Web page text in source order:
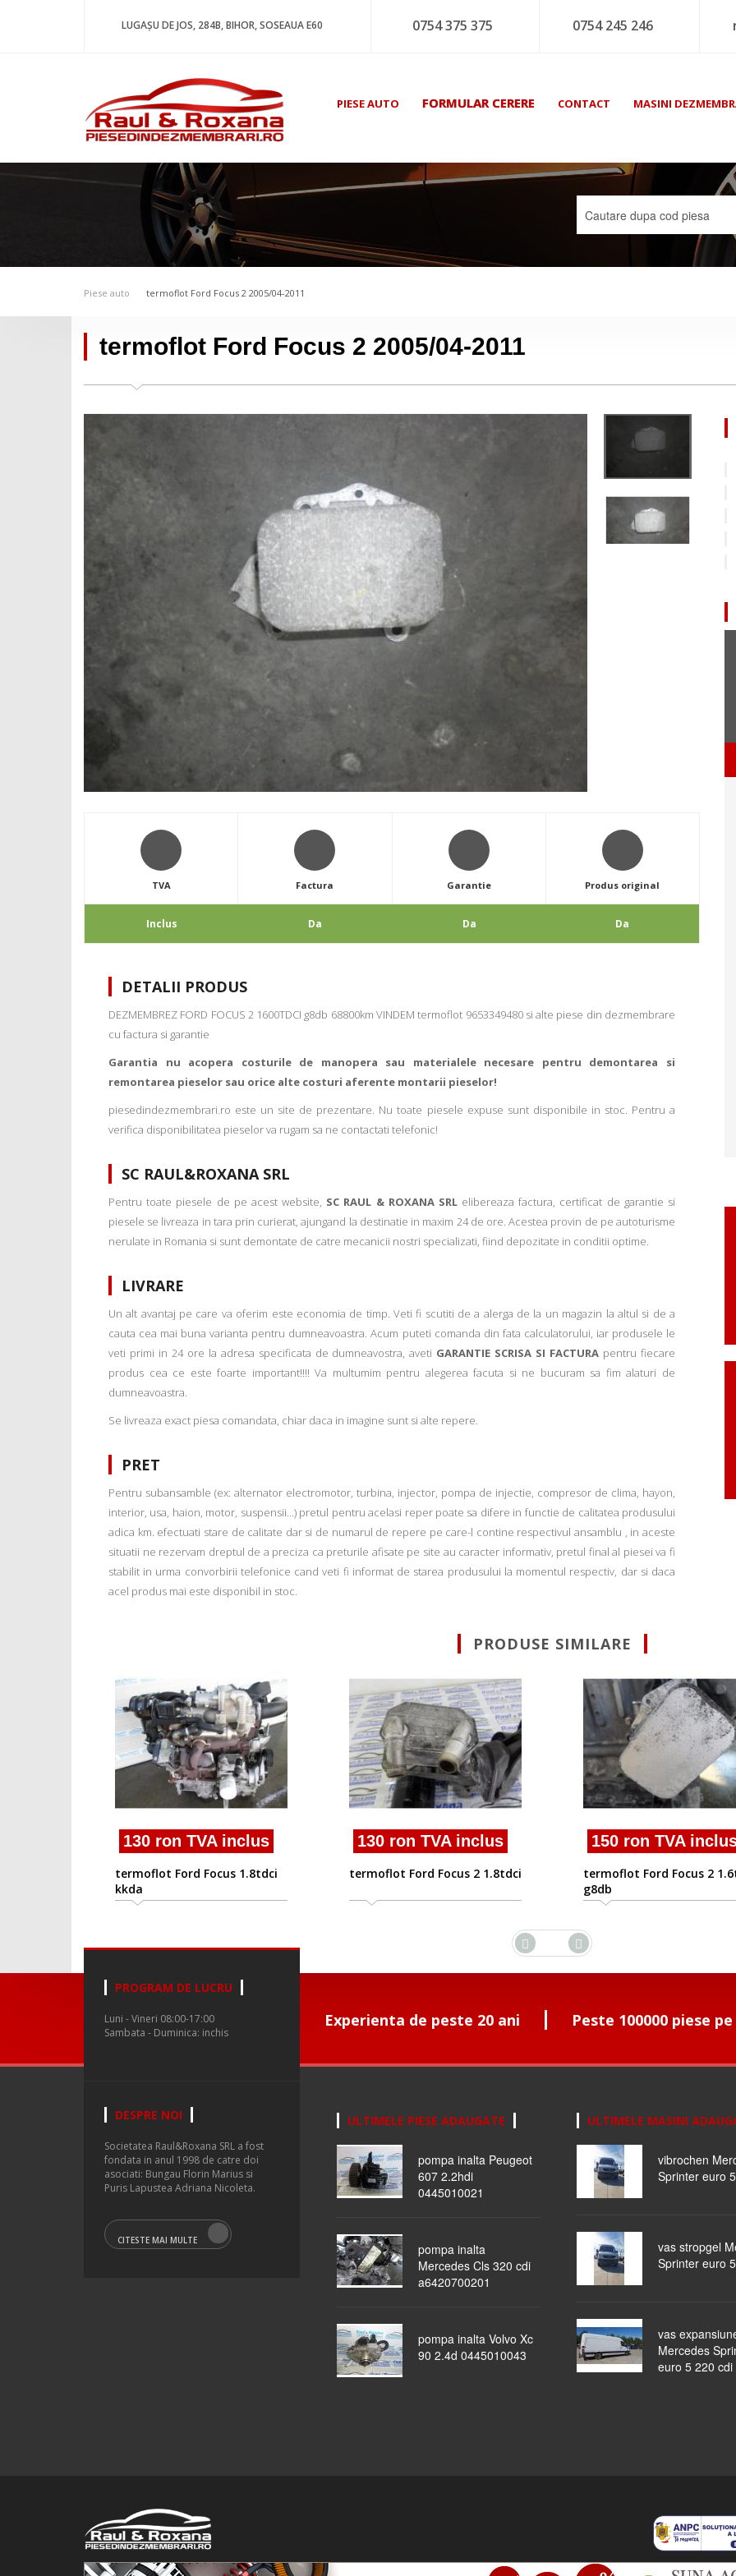
LUGAȘU DE JOS, 284B, BIHOR, SOSEAUA E60 0754 375 375 0754 245 246
PIESE AUTO FORMULAR CERERE CONTACT MASINI
Piese auto termoflot Ford Focus 2 2005/04-2011
termoflot Ford Focus 2 2005/04-2011
TVA
Inclus
Factura
Da
Garantie
Da
Produs original
Da
DETALII PRODUS
DEZMEMBREZ FORD FOCUS 2 1600TDCI g8db 68800km VINDEM termoflot 9653349480 si alte piese din dezmembrare
cu factura si garantie
Garantia nu acopera costurile de manopera sau materialele necesare pentru demontarea si
remontarea pieselor sau orice alte costuri aferente montarii pieselor!
piesedindezmembrari.ro este un site de prezentare. Nu toate piesele expuse sunt disponibile in stoc. Pentru a
verifica disponibilitatea pieselor va rugam sa ne contactati telefonic!
SC RAUL&ROXANA SRL
Pentru toate piesele de pe acest website, SC RAUL & ROXANA SRLelibereaza factura, certificat de garantie si
piesele se livreaza in tara prin curierat, ajungand la destinatie in maxim 24 de ore. Acestea provin de pe autoturisme
nerulate in Romania si sunt demontate de catre mecanicii nostri specializati, fiind depozitate in conditii optime.
LIVRARE
Un alt avantaj pe care va oferim este economia de timp. Veti fi scutiti de a alerga de la un magazin la altul si de a
cauta cea mai buna varianta pentru dumneavoastra. Acum puteti comanda din fata calculatorului, iar produsele le
veti primi in 24 ore la adresa specificata de dumneavostra, aveti GARANTIE SCRISA SI FACTURA pentru fiecare
produs cea ce este foarte important!!!! Va multumim pentru alegerea facuta si ne bucuram sa fim alaturi de
dumneavoastra.
Se livreaza exact piesa comandata, chiar daca in imagine sunt si alte repere.
PRET
Pentru subansamble (ex: alternator electromotor, turbina, injector, pompa de injectie, compresor de clima, hayon,
interior, usa, haion, motor, suspensii...) pretul pentru acelasi reper poate sa difere in functie de calitatea produsului
adica km. efectuati stare de calitate dar si de numarul de repere pe care-l contine respectivul ansamblu , in aceste
situatii ne rezervam dreptul de a preciza ca preturile afisate pe site au caracter informativ, pretul final al piesei va fi
stabilit in urma convorbirii telefonice cand veti fi informat de starea produsului la momentul respectiv, dar si daca
acel produs mai este disponibil in stoc.
PRODUSE SIMILARE
130 ron TVA inclus
termoflot Ford Focus 1.8tdci
kkda
130 ron TVA inclus
termoflot Ford Focus 2 1.8tdci
150 ron TVA
termoflot Ford Focus 2
g8db
Experienta de peste 20 ani Peste 100000 piese
PROGRAM DE LUCRU
Luni - Vineri 08:00-17:00
Sambata - Duminica: inchis
DESPRE NOI
Societatea Raul&Roxana SRL a fost
fondata in anul 1998 de catre doi
asociati: Bungau Florin Marius si
Puris Lapustea Adriana Nicoleta.
CITESTE MAI MULTE
ULTIMELE PIESE ADAUGATE
pompa inalta Peugeot
607 2.2hdi
0445010021
pompa inalta
Mercedes Cls 320 cdi
a6420700201
pompa inalta Volvo Xc
90 2.4d 0445010043
ULTIMELE MASINI
vibrochen
Sprinter euro
vas stropgel
Sprinter euro
vas
Mercedes
euro 5 220 cdi
© 2016 Raul&Roxana SRL. Toate drepturile rezervate. piese auto masini dezmembrate ocazii lichidari